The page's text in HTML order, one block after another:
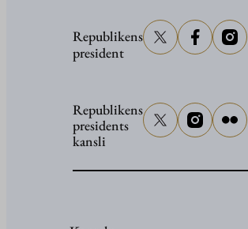
Republikens
president
Republikens
presidents
kansli